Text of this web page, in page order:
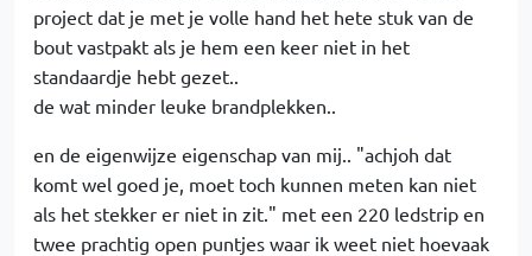
project dat je met je volle hand het hete stuk van de
bout vastpakt als je hem een keer niet in het
standaardje hebt gezet..
de wat minder leuke brandplekken..
en de eigenwijze eigenschap van mij.. "achjoh dat
komt wel goed je, moet toch kunnen meten kan niet
als het stekker er niet in zit." met een 220 ledstrip en
twee prachtig open puntjes waar ik weet niet hoevaak